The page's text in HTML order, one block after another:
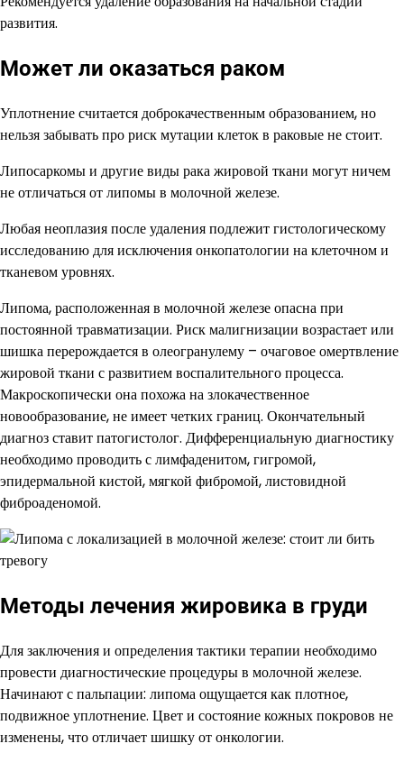
развития.
Может ли оказаться раком
Уплотнение считается доброкачественным образованием, но
нельзя забывать про риск мутации клеток в раковые не стоит.
Липосаркомы и другие виды рака жировой ткани могут ничем
не отличаться от липомы в молочной железе.
Любая неоплазия после удаления подлежит гистологическому
исследованию для исключения онкопатологии на клеточном и
тканевом уровнях.
Липома, расположенная в молочной железе опасна при
постоянной травматизации. Риск малигнизации возрастает или
шишка перерождается в олеогранулему – очаговое омертвление
жировой ткани с развитием воспалительного процесса.
Макроскопически она похожа на злокачественное
новообразование, не имеет четких границ. Окончательный
диагноз ставит патогистолог. Дифференциальную диагностику
необходимо проводить с лимфаденитом, гигромой,
эпидермальной кистой, мягкой фибромой, листовидной
фиброаденомой.
Методы лечения жировика в груди
Для заключения и определения тактики терапии необходимо
провести диагностические процедуры в молочной железе.
Начинают с пальпации: липома ощущается как плотное,
подвижное уплотнение. Цвет и состояние кожных покровов не
изменены, что отличает шишку от онкологии.